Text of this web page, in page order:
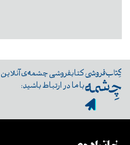
کتابفروشی چشمه‌ی آنلاین
با ما در ارتباط باشید: